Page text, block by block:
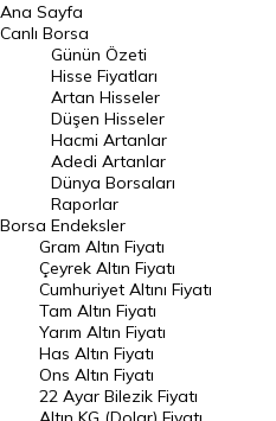
BIST 100 Hisseleri
En Çok Artan Hisseler
En Çok Düşen Hisseler
Hacmi Artanlar
Geçmiş Kapanışlar
Dünya Borsaları
Raporlar
Endeksler
DÖVİZ
Döviz Kuru
Dolar Kuru
Ana Sayfa
Canlı Borsa
Borsa
Günün Özeti
Hisse Fiyatları
Artan Hisseler
Düşen Hisseler
Hacmi Artanlar
Adedi Artanlar
Dünya Borsaları
Raporlar
Endeksler
Gram Altın Fiyatı
Çeyrek Altın Fiyatı
Cumhuriyet Altını Fiyatı
Tam Altın Fiyatı
Yarım Altın Fiyatı
Has Altın Fiyatı
Ons Altın Fiyatı
22 Ayar Bilezik Fiyatı